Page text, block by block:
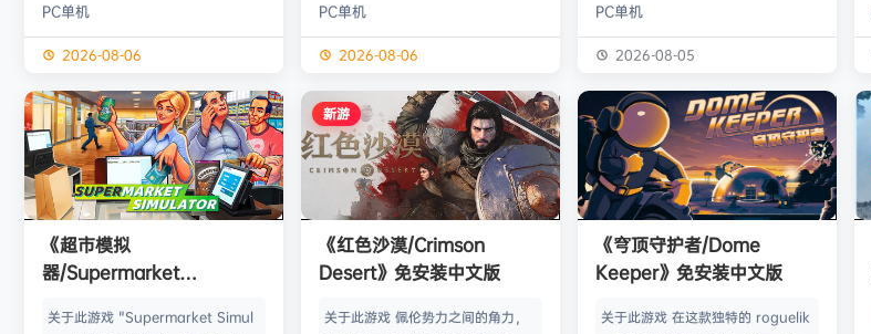
验。使用你的卡牌来影响单位的行
动，并协助你的英雄击败地狱六翼.
戏玩法的遗物、独特的单位，以及将
卡组构筑与半实时战斗相结合的创新
战斗系统，《冥狱战术》的运行规则
独一无二。 招募被困在地下的灵魂
为你自动战斗，并用你在游戏过程中
发现的卡牌影响他们的行动。将你的
卡牌和遗物…
PC单机
2026-08-06
秒时间一过，一切就会支离破碎。在
奔向逃生飞船、前往神秘的未知领域
就是《60 Parsecs!》，一款背景设
定在原子太空时代的黑色幽默科幻冒
险游戏，其中还有冷战偏执狂、镀铬
墙以及戴着太空头盔的蟑螂。 带领
一队毫无准备的宇航员，在火箭发射
升空之前，装备上随便什么垃圾——
抱歉…
PC单机
2026-08-06
位，研发科技，挥师破阵，所向披
靡。 将军以智取胜。谨慎洞察战
计谋决胜千里！胜负在智，无关手
速。 打造你独有的策略体系！ 在军
工厂中定制单位，在战斗中升级以反
制敌军。将狙击机甲改造为横扫集群
的收割机器，或为重型坦克加装致命
的自爆模组。用你独创的战法战胜强
敌！ 从休闲娱乐到…
PC单机
2026-08-05
《超市模拟
器/Supermarket
关于此游戏 "Supermarket Simul
新游
《红色沙漠/Crimson
Desert》免安装中文版
关于此游戏 佩伦势力之间的角力，
《穹顶守护者/Dome
Keeper》免安装中文版
关于此游戏 在这款独特的 roguelik